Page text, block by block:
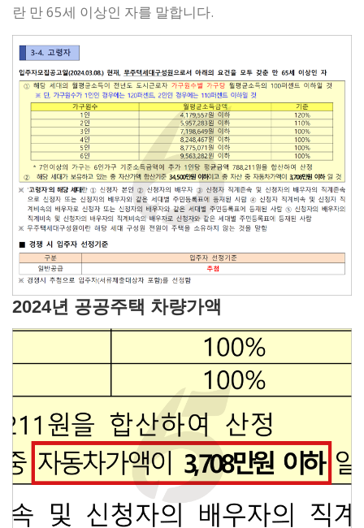
란 만 65세 이상인 자를 말합니다.
2024년 공공주택 차량가액